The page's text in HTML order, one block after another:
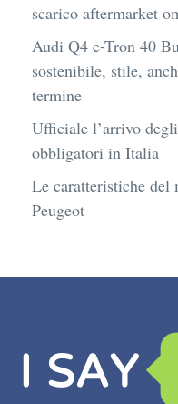
scarico aftermarket
Audi Q4 e-Tron 40
sostenibile, stile,
termine
Ufficiale l’arrivo
obbligatori in Italia
Le caratteristiche del
Peugeot